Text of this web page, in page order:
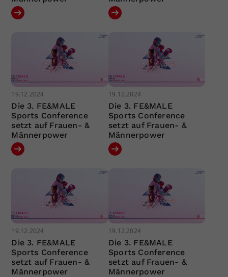
19.12.2024
Die 3. FE&MALE
Sports Conference
setzt auf Frauen- &
Männerpower
19.12.2024
Die 3. FE&MALE
Sports Conference
setzt auf Frauen- &
Männerpower
19.12.2024
Die 3. FE&MALE
Sports Conference
setzt auf Frauen- &
Männerpower
19.12.2024
Die 3. FE&MALE
Sports Conference
setzt auf Frauen- &
Männerpower